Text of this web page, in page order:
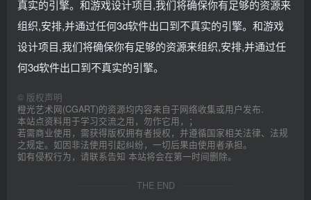
真实的引擎。和游戏设计项目,我们将确保你有足够的资源来
组织,安排,并通过任何3d软件出口到不真实的引擎。和游戏
设计项目,我们将确保你有足够的资源来组织,安排,并通过任
何3d软件出口到不真实的引擎。
© 版权声明
橙光艺术网(CGART)的资源均内容来自于网络收集或用户发布.
本站点资料用于学习交流之用，勿作它用，；
若需商业使用，需获得版权拥有者授权，并遵循国家相关法律、法规
之规定。如因非法使用引起纠纷，一切后果由使用者承担。
如有侵权行为，请联系告知 本站将会在第一时间删除。
THE END